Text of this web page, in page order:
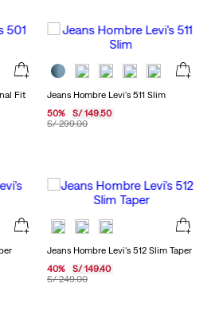
Fit Jeans Hombre Levi's 511 Slim
S/ 299.00
50% S/ 149.50
Jeans Hombre Levi's 512 Slim Taper
S/ 249.00
40% S/ 149.40